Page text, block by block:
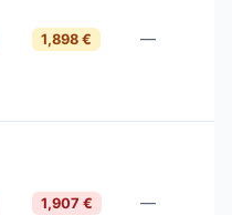
1,898 € —
1,907 € —